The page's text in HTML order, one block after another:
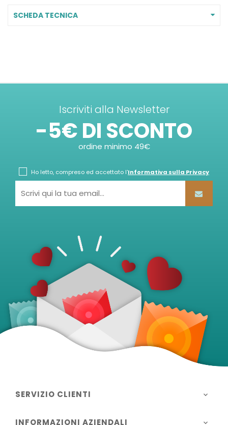
SCHEDA TECNICA
Iscriviti alla Newsletter
-5€ DI SCONTO
ordine minimo 49€
Ho letto, compreso ed accettato l'Informativa sulla Privacy
SERVIZIO CLIENTI 
INFORMAZIONI AZIENDALI 